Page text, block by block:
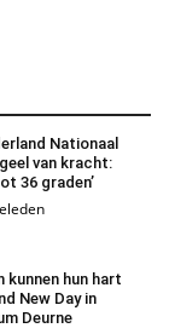
Nationaal
van kracht:
36 graden’
kunnen hun hart
New Day in
Deurne